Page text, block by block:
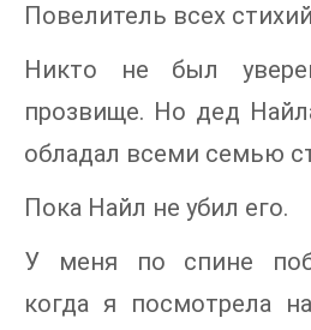
Повелитель всех
Никто не был
прозвище. Но дед
обладал всеми семью
Пока Найл не убил его.
У меня по спине
когда я посмотрела